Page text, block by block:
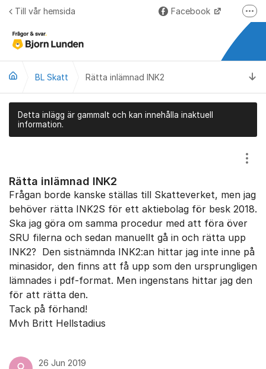
Hoppa till innehåll
Till vår hemsida Facebook
Björnkoll – Blogg
BL Skatt Rätta inlämnad INK2
Detta inlägg är gammalt och kan innehålla inaktuell
information.
Rätta inlämnad INK2
Frågan borde kanske ställas till Skatteverket, men jag
behöver rätta INK2S för ett aktiebolag för besk 2018.
Ska jag göra om samma procedur med att föra över
SRU filerna och sedan manuellt gå in och rätta upp
INK2? Den sistnämnda INK2:an hittar jag inte inne på
minasidor, den finns att få upp som den ursprungligen
lämnades i pdf-format. Men ingenstans hittar jag den
för att rätta den.
Tack på förhand!
Mvh Britt Hellstadius
26 Jun 2019